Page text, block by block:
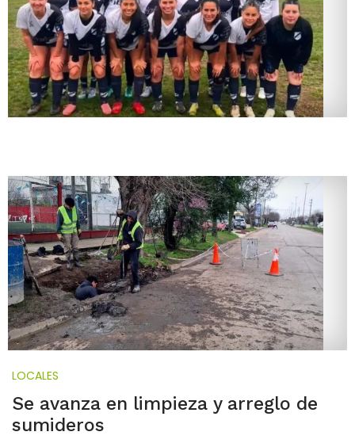
LOCALES
Se avanza en limpieza y arreglo de
sumideros